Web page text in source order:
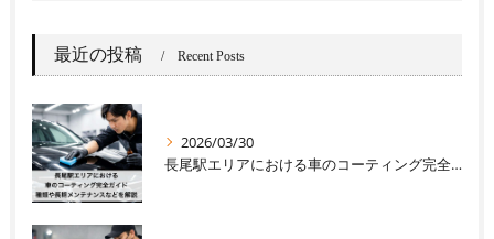
最近の投稿 Recent Posts
2026/03/30
長尾駅エリアにおける車のコーティング完全ガイド｜種類や長期メンテナンスなどを解説